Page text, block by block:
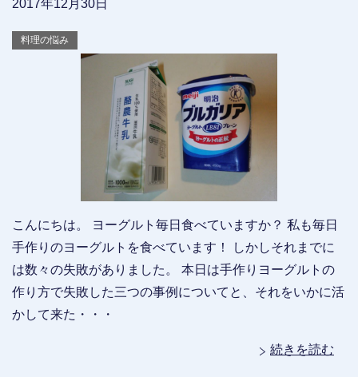
2017年12月30日
料理の悩み
こんにちは。 ヨーグルト毎日食べていますか？ 私も毎日
手作りのヨーグルトを食べています！ しかしそれまでに
は数々の失敗がありました。 本日は手作りヨーグルトの
作り方で失敗した三つの事例についてと、それをいかに活
かして来た・・・
続きを読む